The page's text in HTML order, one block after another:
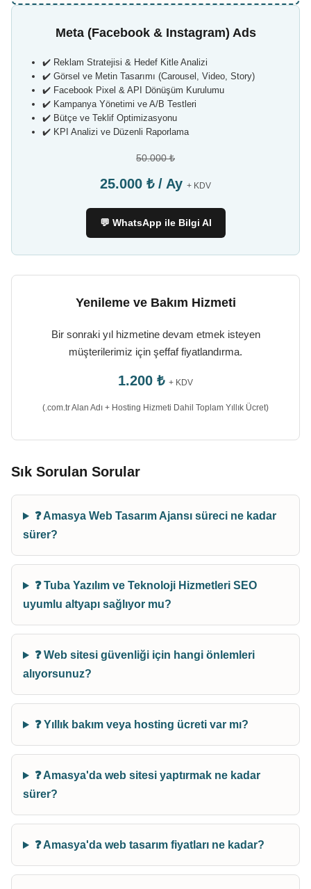
Meta (Facebook & Instagram) Ads
✔️ Reklam Stratejisi & Hedef Kitle Analizi
✔️ Görsel ve Metin Tasarımı (Carousel, Video, Story)
✔️ Facebook Pixel & API Dönüşüm Kurulumu
✔️ Kampanya Yönetimi ve A/B Testleri
✔️ Bütçe ve Teklif Optimizasyonu
✔️ KPI Analizi ve Düzenli Raporlama
50.000 ₺
25.000 ₺ / Ay + KDV
💬 WhatsApp ile Bilgi Al
Yenileme ve Bakım Hizmeti
Bir sonraki yıl hizmetine devam etmek isteyen
müşterilerimiz için şeffaf fiyatlandırma.
1.200 ₺ + KDV
(.com.tr Alan Adı + Hosting Hizmeti Dahil Toplam Yıllık Ücret)
Sık Sorulan Sorular
❓ Amasya Web Tasarım Ajansı süreci ne kadar
sürer?
❓ Tuba Yazılım ve Teknoloji Hizmetleri SEO
uyumlu altyapı sağlıyor mu?
❓ Web sitesi güvenliği için hangi önlemleri
alıyorsunuz?
❓ Yıllık bakım veya hosting ücreti var mı?
❓ Amasya'da web sitesi yaptırmak ne kadar
sürer?
❓ Amasya'da web tasarım fiyatları ne kadar?